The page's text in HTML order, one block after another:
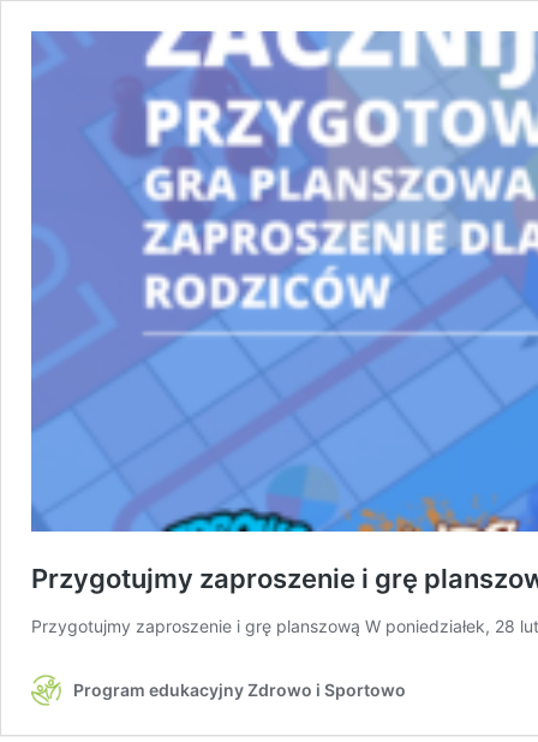
Przygotujmy zaproszenie i grę
Przygotujmy zaproszenie i grę planszową W poniedziałek, 28
Program edukacyjny Zdrowo i Sportowo